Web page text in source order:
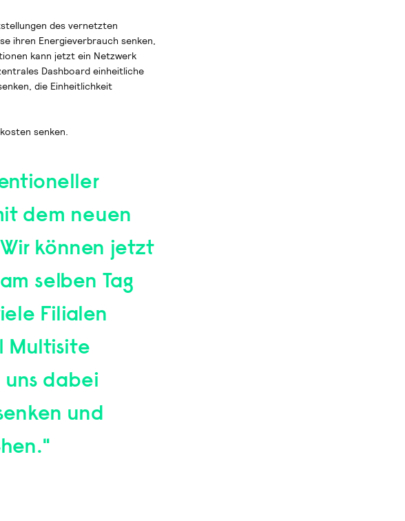
des vernetzten
ihren Energieverbrauch senken,
kann jetzt ein Netzwerk
Dashboard einheitliche
die Einheitlichkeit
senken.
dem neuen
können jetzt
selben Tag
Filialen
Multisite
uns dabei
und